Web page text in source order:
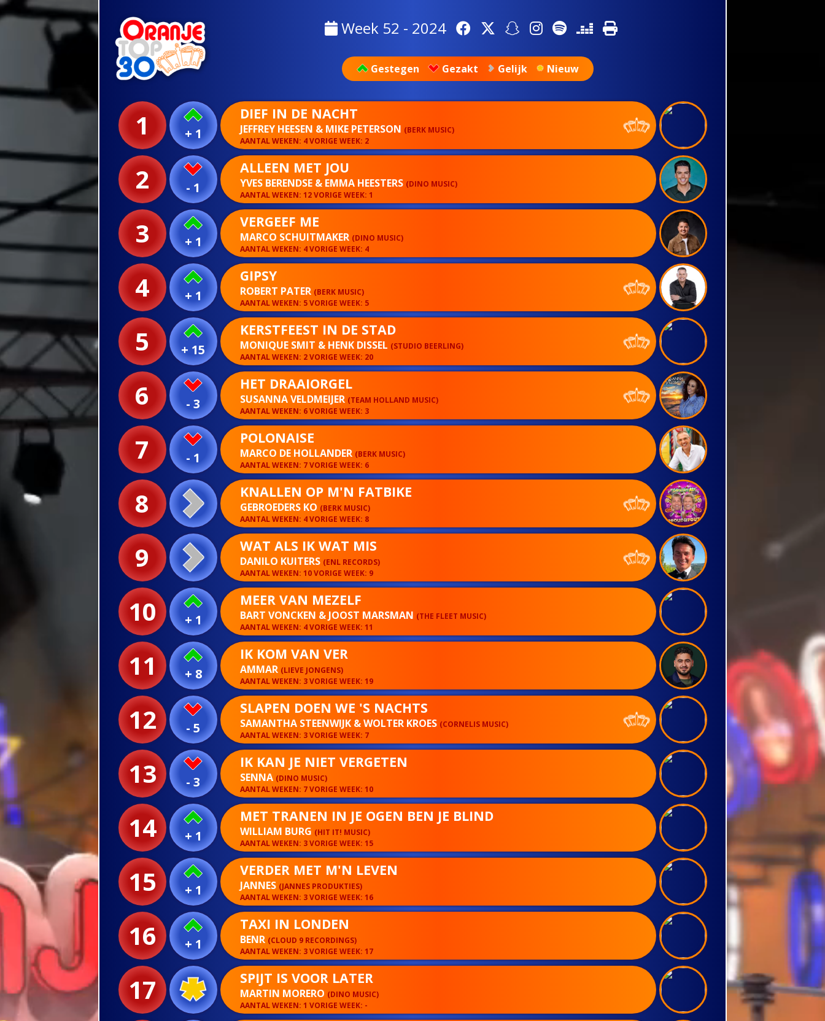
Week 52 - 2024
Gestegen Gezakt Gelijk Nieuw
1 + 1
DIEF IN DE NACHT
JEFFREY HEESEN & MIKE PETERSON (BERK MUSIC)
AANTAL WEKEN: 4 VORIGE WEEK: 2
2 - 1
ALLEEN MET JOU
YVES BERENDSE & EMMA HEESTERS (DINO MUSIC)
AANTAL WEKEN: 12 VORIGE WEEK: 1
3 + 1
VERGEEF ME
MARCO SCHUITMAKER (DINO MUSIC)
AANTAL WEKEN: 4 VORIGE WEEK: 4
4 + 1
GIPSY
ROBERT PATER (BERK MUSIC)
AANTAL WEKEN: 5 VORIGE WEEK: 5
5 + 15
KERSTFEEST IN DE STAD
MONIQUE SMIT & HENK DISSEL (STUDIO BEERLING)
AANTAL WEKEN: 2 VORIGE WEEK: 20
6 - 3
HET DRAAIORGEL
SUSANNA VELDMEIJER (TEAM HOLLAND MUSIC)
AANTAL WEKEN: 6 VORIGE WEEK: 3
7 - 1
POLONAISE
MARCO DE HOLLANDER (BERK MUSIC)
AANTAL WEKEN: 7 VORIGE WEEK: 6
8 KNALLEN OP M'N FATBIKE
GEBROEDERS KO (BERK MUSIC)
AANTAL WEKEN: 4 VORIGE WEEK: 8
9 WAT ALS IK WAT MIS
DANILO KUITERS (ENL RECORDS)
AANTAL WEKEN: 10 VORIGE WEEK: 9
10 + 1
MEER VAN MEZELF
BART VONCKEN & JOOST MARSMAN (THE FLEET MUSIC)
AANTAL WEKEN: 4 VORIGE WEEK: 11
11 + 8
IK KOM VAN VER
AMMAR (LIEVE JONGENS)
AANTAL WEKEN: 3 VORIGE WEEK: 19
12 - 5
SLAPEN DOEN WE 'S NACHTS
SAMANTHA STEENWIJK & WOLTER KROES (CORNELIS MUSIC)
AANTAL WEKEN: 3 VORIGE WEEK: 7
13 - 3
IK KAN JE NIET VERGETEN
SENNA (DINO MUSIC)
AANTAL WEKEN: 7 VORIGE WEEK: 10
14 + 1
MET TRANEN IN JE OGEN BEN JE BLIND
WILLIAM BURG (HIT IT! MUSIC)
AANTAL WEKEN: 3 VORIGE WEEK: 15
15 + 1
VERDER MET M'N LEVEN
JANNES (JANNES PRODUKTIES)
AANTAL WEKEN: 3 VORIGE WEEK: 16
16 + 1
TAXI IN LONDEN
BENR (CLOUD 9 RECORDINGS)
AANTAL WEKEN: 3 VORIGE WEEK: 17
17 SPIJT IS VOOR LATER
MARTIN MORERO (DINO MUSIC)
AANTAL WEKEN: 1 VORIGE WEEK: -